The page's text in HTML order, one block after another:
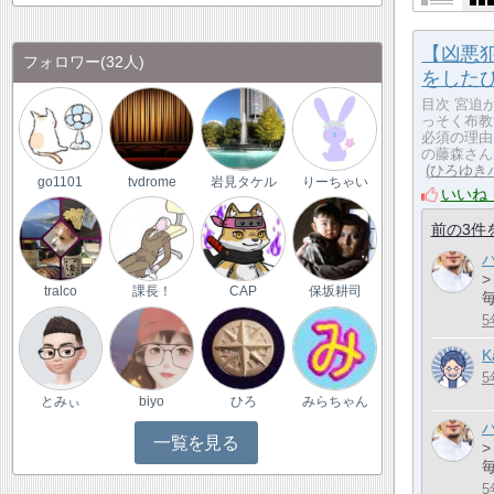
【凶悪
をした
目次 宮迫
っそく布
必須の理
の藤森さ
ひろゆき
いいね
前の3件
>
5
5
>
5
フォロワー(32人)
go1101 tvdrome 岩見タケル りーちゃい
tralco 課長！ CAP 保坂耕司
とみぃ biyo ひろ みらちゃん
一覧を見る